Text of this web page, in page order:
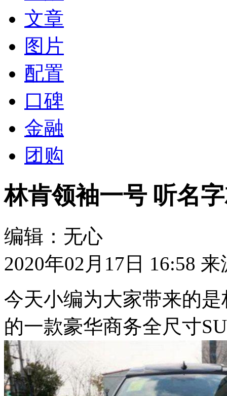
文章
图片
配置
口碑
金融
团购
林肯领袖一号 听名
编辑：无心
2020年02月17日 16:58 来
今天小编为大家带来的
的一款豪华商务全尺寸